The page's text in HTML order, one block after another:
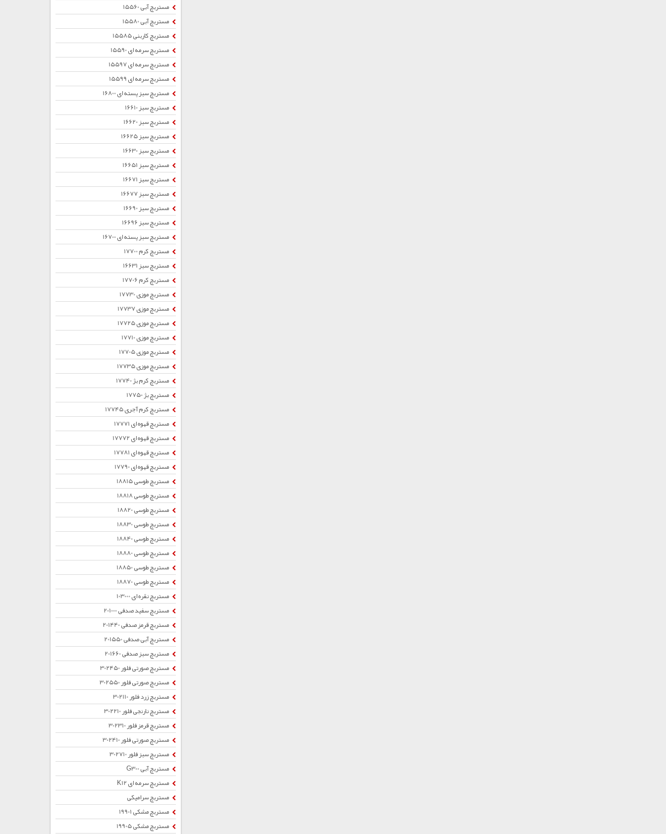
مستربچ آبی 15560
مستربچ آبی 15580
مستربچ کاربنی 15585
مستربچ سرمه ای 15590
مستربچ سرمه ای 15597
مستربچ سرمه ای 15599
مستربچ سبز پسته ای 16800
مستربچ سبز 16610
مستربچ سبز 16620
مستربچ سبز 16625
مستربچ سبز 16630
مستربچ سبز 16651
مستربچ سبز 16671
مستربچ سبز 16677
مستربچ سبز 16690
مستربچ سبز 16696
مستربچ سبز پسته ای 16700
مستربچ کرم 17700
مستربچ سبز 16631
مستربچ کرم 17706
مستربچ موزی 17730
مستربچ موزی 17737
مستربچ موزی 17725
مستربچ موزی 17710
مستربچ موزی 17705
مستربچ موزی 17735
مستربچ کرم بژ 17740
مستربچ بژ 17750
مستربچ کرم آجری 17745
مستربچ قهوه ای 17771
مستربچ قهوه ای 17772
مستربچ قهوه ای 17781
مستربچ قهوه ای 17790
مستربچ طوسی 18815
مستربچ طوسی 18818
مستربچ طوسی 18820
مستربچ طوسی 18830
مستربچ طوسی 18840
مستربچ طوسی 18880
مستربچ طوسی 18850
مستربچ طوسی 18870
مستربچ نقره ای 103000
مستربچ سفید صدفی 201000
مستربچ قرمز صدفی 201440
مستربچ آبی صدفی 201550
مستربچ سبز صدفی 201660
مستربچ صورتی فلور 302450
مستربچ صورتی فلور 302550
مستربچ زرد فلور 302110
مستربچ نارنجی فلور 302210
مستربچ قرمز فلور 302310
مستربچ صورتی فلور 302410
مستربچ سبز فلور 302710
مستربچ آبی G300
مستربچ سرمه ای K12
مستربچ سرامیکی
مستربچ مشکی 19901
مستربچ مشکی 19905